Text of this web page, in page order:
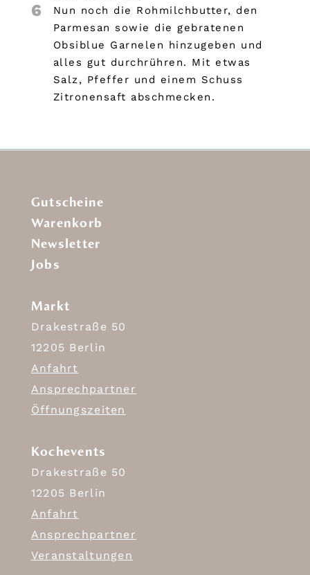
6
Nun noch die Rohmilchbutter, den
Parmesan sowie die gebratenen
Obsiblue Garnelen hinzugeben und
alles gut durchrühren. Mit etwas
Salz, Pfeffer und einem Schuss
Zitronensaft abschmecken.
Gutscheine
Warenkorb
Newsletter
Jobs
Markt
Drakestraße 50
12205 Berlin
Anfahrt
Ansprechpartner
Öffnungszeiten
Kochevents
Drakestraße 50
12205 Berlin
Anfahrt
Ansprechpartner
Veranstaltungen